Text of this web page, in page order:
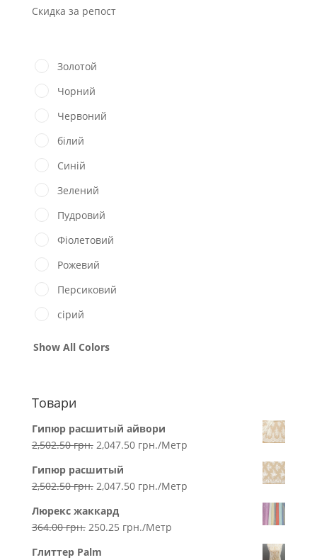
Скидка за репост
Золотой
Чорний
Червоний
білий
Синій
Зелений
Пудровий
Фіолетовий
Рожевий
Персиковий
сірий
Show All Colors
Товари
Гипюр расшитый айвори
2,502.50грн. 2,047.50 грн./Метр
Гипюр расшитый
2,502.50грн. 2,047.50 грн./Метр
Люрекс жаккард
364.00грн. 250.25 грн./Метр
Глиттер Palm